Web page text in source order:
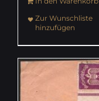
Zur Wunschliste
hinzufügen